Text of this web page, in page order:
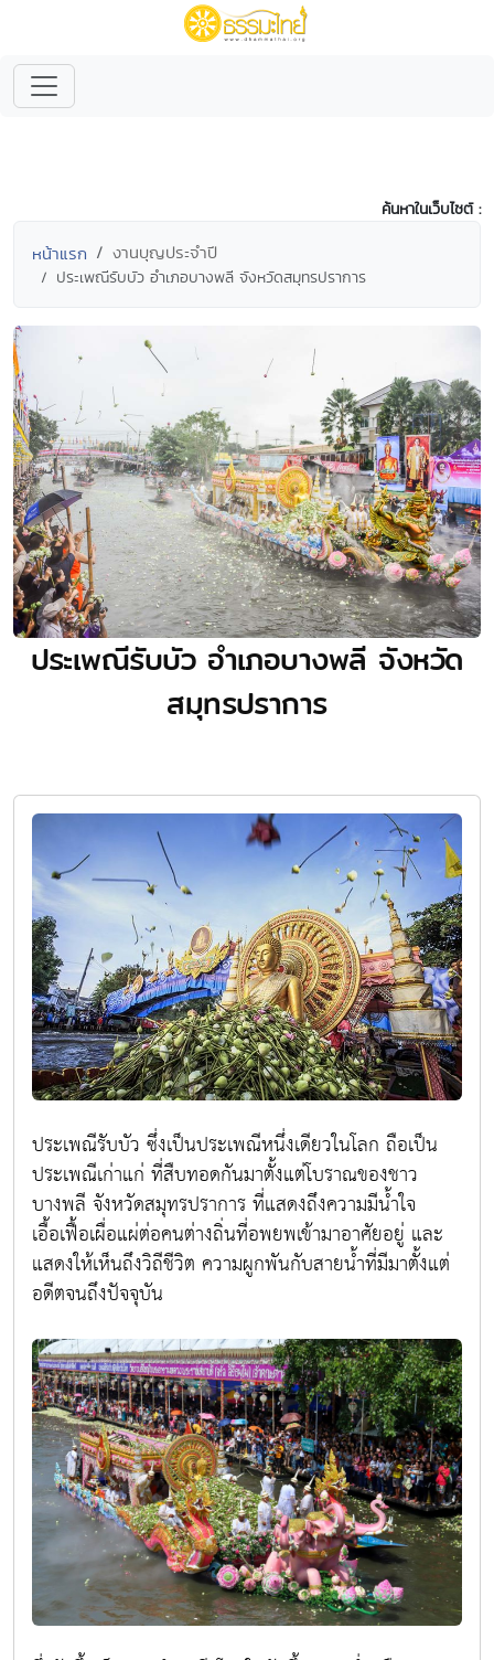
ค้นหาในเว็บไซต์ :
หน้าแรก งานบุญประจำปี
ประเพณีรับบัว อำเภอบางพลี จังหวัดสมุทรปราการ
ประเพณีรับบัว อำเภอบางพลี จังหวัด
สมุทรปราการ
ประเพณีรับบัว ซึ่งเป็นประเพณีหนึ่งเดียวในโลก ถือเป็น
ประเพณีเก่าแก่ ที่สืบทอดกันมาตั้งแต่โบราณของชาว
บางพลี จังหวัดสมุทรปราการ ที่แสดงถึงความมีนํ้าใจ
เอื้อเฟื้อเผื่อแผ่ต่อคนต่างถิ่นที่อพยพเข้ามาอาศัยอยู่ และ
แสดงให้เห็นถึงวิถีชีวิต ความผูกพันกับสายนํ้าที่มีมาตั้งแต่
อดีตจนถึงปัจจุบัน